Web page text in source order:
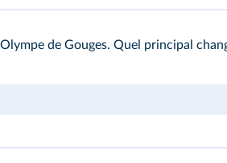
de Gouges. Quel principal